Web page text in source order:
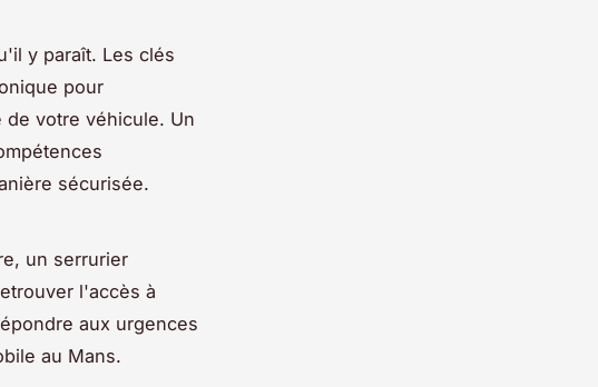
y paraît. Les clés
pour
votre véhicule. Un
sécurisée.
un serrurier
l'accès à
aux urgences
au Mans.